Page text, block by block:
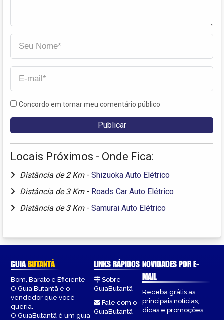
Concordo em tornar meu comentário público
Locais Próximos - Onde Fica:
Distância de 2 Km - Shizuoka Auto Elétrico
Distância de 3 Km - Roads Car Auto Elétrico
Distância de 3 Km - Samurai Auto Elétrico
GUIABUTANTÃ
Bom, Barato e Eficiente –
O Guia Butantã é o
vendedor que você
queria.
O GuiaButantã é um guia
LINKS RÁPIDOS
Sobre
GuiaButantã
Fale com o
GuiaButantã
NOVIDADES POR E-
MAIL
Receba grátis as
principais notícias,
dicas e promoções